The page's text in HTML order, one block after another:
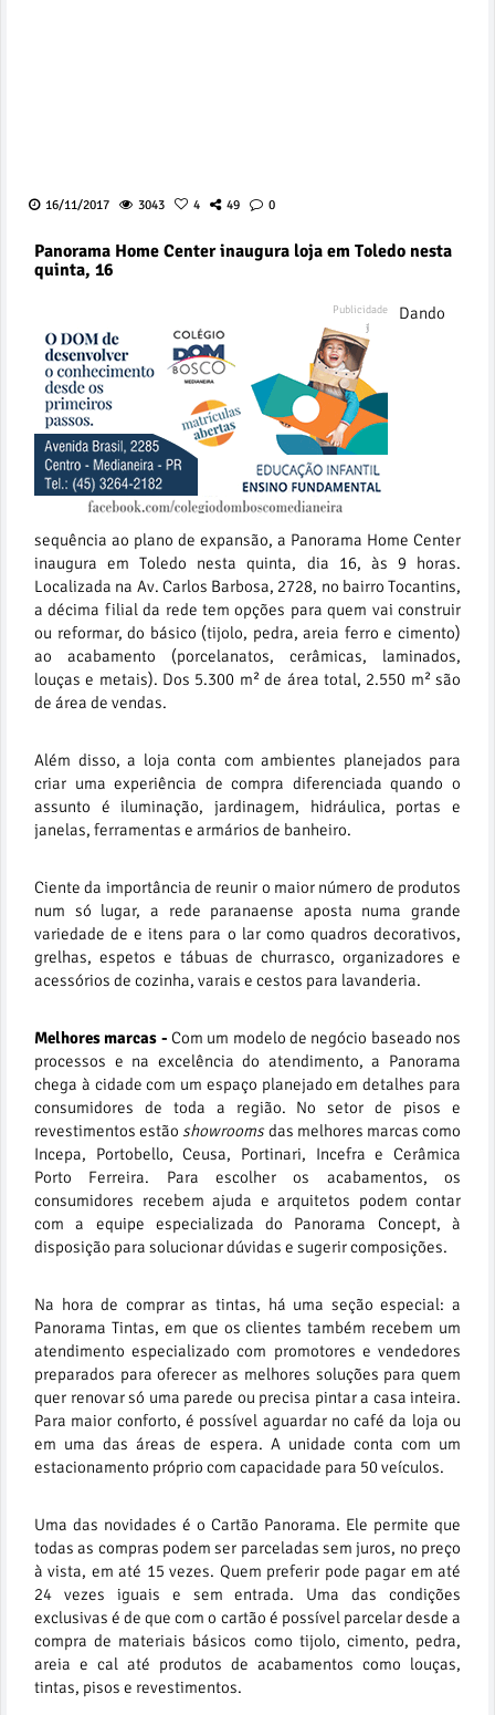
16/11/2017 3043 4 49 0
Panorama Home Center inaugura loja em Toledo nesta
quinta, 16
Dando
sequência ao plano de expansão, a Panorama Home Center
inaugura em Toledo nesta quinta, dia 16, às 9 horas.
Localizada na Av. Carlos Barbosa, 2728, no bairro Tocantins,
a décima filial da rede tem opções para quem vai construir
ou reformar, do básico (tijolo, pedra, areia ferro e cimento)
ao acabamento (porcelanatos, cerâmicas, laminados,
louças e metais). Dos 5.300 m² de área total, 2.550 m² são
de área de vendas.
Além disso, a loja conta com ambientes planejados para
criar uma experiência de compra diferenciada quando o
assunto é iluminação, jardinagem, hidráulica, portas e
janelas, ferramentas e armários de banheiro.
Ciente da importância de reunir o maior número de produtos
num só lugar, a rede paranaense aposta numa grande
variedade de e itens para o lar como quadros decorativos,
grelhas, espetos e tábuas de churrasco, organizadores e
acessórios de cozinha, varais e cestos para lavanderia.
Melhores marcas - Com um modelo de negócio baseado nos
processos e na excelência do atendimento, a Panorama
chega à cidade com um espaço planejado em detalhes para
consumidores de toda a região. No setor de pisos e
revestimentos estãoshowroomsdas melhores marcas como
Incepa, Portobello, Ceusa, Portinari, Incefra e Cerâmica
Porto Ferreira. Para escolher os acabamentos, os
consumidores recebem ajuda e arquitetos podem contar
com a equipe especializada do Panorama Concept, à
disposição para solucionar dúvidas e sugerir composições.
Na hora de comprar as tintas, há uma seção especial: a
Panorama Tintas, em que os clientes também recebem um
atendimento especializado com promotores e vendedores
preparados para oferecer as melhores soluções para quem
quer renovar só uma parede ou precisa pintar a casa inteira.
Para maior conforto, é possível aguardar no café da loja ou
em uma das áreas de espera. A unidade conta com um
estacionamento próprio com capacidade para 50 veículos.
Uma das novidades é o Cartão Panorama. Ele permite que
todas as compras podem ser parceladas sem juros, no preço
à vista, em até 15 vezes. Quem preferir pode pagar em até
24 vezes iguais e sem entrada. Uma das condições
exclusivas é de que com o cartão é possível parcelar desde a
compra de materiais básicos como tijolo, cimento, pedra,
areia e cal até produtos de acabamentos como louças,
tintas, pisos e revestimentos.